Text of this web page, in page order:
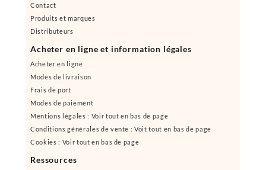
Contact
Produits et marques
Distributeurs
Acheter en ligne et information légales
Acheter en ligne
Modes de livraison
Frais de port
Modes de paiement
Mentions légales : Voir tout en bas de page
Conditions générales de vente : Voit tout en bas de page
Cookies : Voir tout en bas de page
Ressources